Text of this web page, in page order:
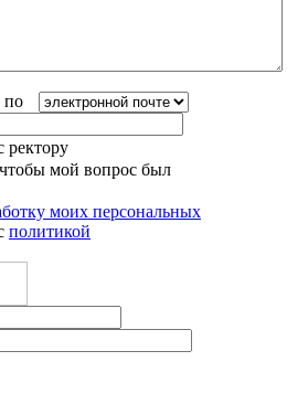
по
ректору
мой вопрос был
моих персональных
политикой